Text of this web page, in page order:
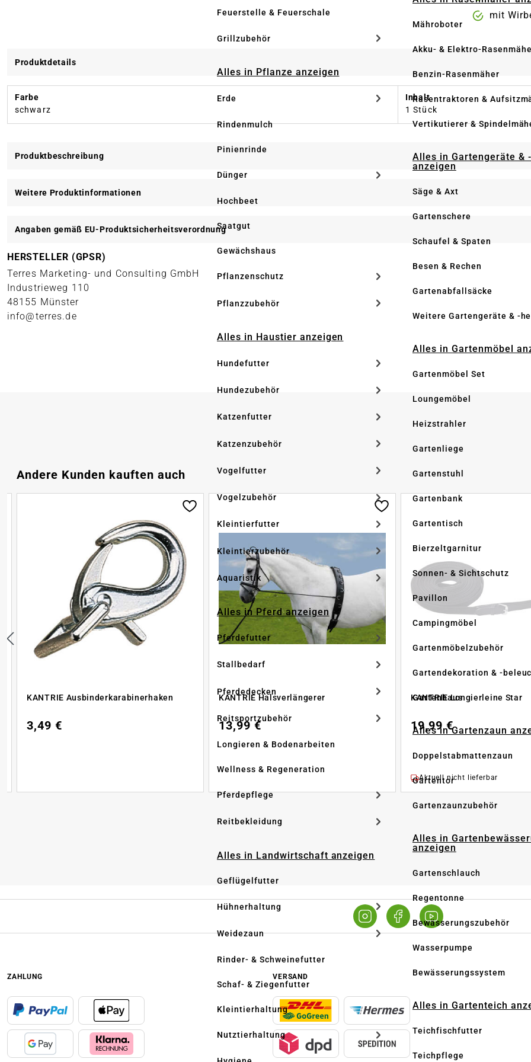
Feuerstelle & Feuerschale
Grillzubehör
Alles in Pflanze anzeigen
Erde
Rindenmulch
Pinienrinde
Dünger
Hochbeet
Saatgut
Gewächshaus
Pflanzenschutz
Pflanzzubehör
Alles in Haustier anzeigen
Hundefutter
Hundezubehör
Katzenfutter
Katzenzubehör
Vogelfutter
Vogelzubehör
Kleintierfutter
Kleintierzubehör
Aquaristik
Alles in Pferd anzeigen
Pferdefutter
Stallbedarf
Pferdedecken
Reitsportzubehör
Longieren & Bodenarbeiten
Wellness & Regeneration
Pferdepflege
Reitbekleidung
Alles in Landwirtschaft anzeigen
Geflügelfutter
Hühnerhaltung
Weidezaun
Rinder- & Schweinefutter
Schaf- & Ziegenfutter
Kleintierhaltung
Nutztierhaltung
Mähroboter
Akku- & Elektro-
Benzin-Rasenmäher
Rasentraktoren &
Vertikutierer &
Alles in Gartengeräte &
anzeigen
Säge & Axt
Gartenschere
Schaufel & Spaten
Besen & Rechen
Gartenabfallsäcke
Weitere Gartengeräte & -
Alles in Gartenmöbel
Gartenmöbel Set
Loungemöbel
Heizstrahler
Gartenliege
Gartenstuhl
Gartenbank
Gartentisch
Bierzeltgarnitur
Sonnen- & Sichtschutz
Pavillon
Campingmöbel
Gartenmöbelzubehör
Gartendekoration & -
Gartenhaus
Alles in Gartenzaun
Doppelstabmattenzaun
Gartentor
Gartenzaunzubehör
Alles in
anzeigen
Gartenschlauch
Regentonne
Bewässerungszubehör
Wasserpumpe
Bewässerungssystem
Alles in Gartenteich
Teichfischfutter
Teichpflege
mit
Produktdetails
Farbe
schwarz
Inhalt
1 Stück
Produktbeschreibung
Weitere Produktinformationen
Angaben gemäß EU-Produktsicherheitsverordnung
HERSTELLER (GPSR)
Terres Marketing- und Consulting GmbH
Industrieweg 110
48155 Münster
info@terres.de
Produktgalerie überspringen
Andere Kunden kauften auch
KANTRIE Ausbinderkarabinerhaken
3,49 €
KANTRIE Halsverlängerer
13,99 €
KANTRIE Longierleine Star
19,99 €
Aktuell nicht lieferbar
ZAHLUNG VERSAND